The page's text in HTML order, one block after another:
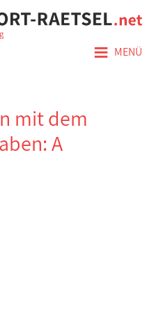
≡ MENÜ
mit dem
A